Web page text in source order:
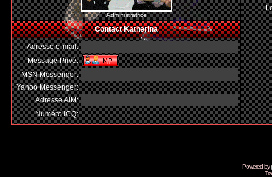
Administratrice
Contact Katherina
Adresse e-mail:
Message Privé:
MSN Messenger:
Yahoo Messenger:
Adresse AIM:
Numéro ICQ:
Powered by